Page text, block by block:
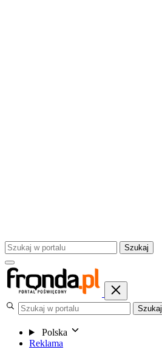
Szukaj
Szukaj
Polska
Reklama